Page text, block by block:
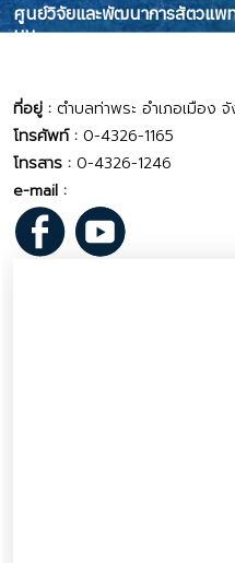
ศูนย์วิจัยและพัฒนาการสัตวแพ
บน
ที่อยู่ : ตำบลท่าพระ อำเภอเมือง
โทรศัพท์ : 0-4326-1165
โทรสาร : 0-4326-1246
e-mail :